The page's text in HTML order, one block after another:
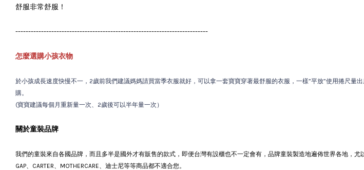
舒服非常舒服！
---------------------------------------------------------------------------
怎麼選購小孩衣物
於小孩成長速度快慢不一，2歲前我們建議媽媽請買當季衣服就好，可以拿一套寶寶穿著最舒服的衣服，一樣”平放”使用捲尺
購。
(寶寶建議每個月重新量一次、2歲後可以半年量一次）
關於童裝品牌
我們的童裝來自各國品牌，而且多半是國外才有販售的款式，即便台灣有設櫃也不一定會有 ，品牌童裝製造地遍佈世界各地，
GAP、CARTER、MOTHERCARE、迪士尼等等商品都不適合您。